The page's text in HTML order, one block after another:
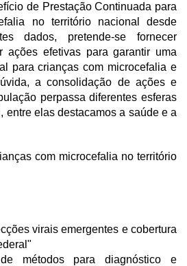
de Prestação Continuada para
no território nacional desde
dados, pretende-se fornecer
ações efetivas para garantir uma
para crianças com microcefalia e
a consolidação de ações e
perpassa diferentes esferas
entre elas destacamos a saúde e a
com microcefalia no território
virais emergentes e cobertura
métodos para diagnóstico e